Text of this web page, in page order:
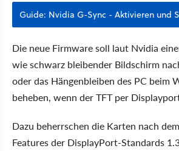
Guide: Nvidia G-Sync - Aktivieren und
Die neue Firmware soll laut Nvidia
wie schwarz bleibender Bildschirm
oder das Hängenbleiben des PC beim
beheben, wenn der TFT per
Dazu beherrschen die Karten nach
Features der DisplayPort-Standards